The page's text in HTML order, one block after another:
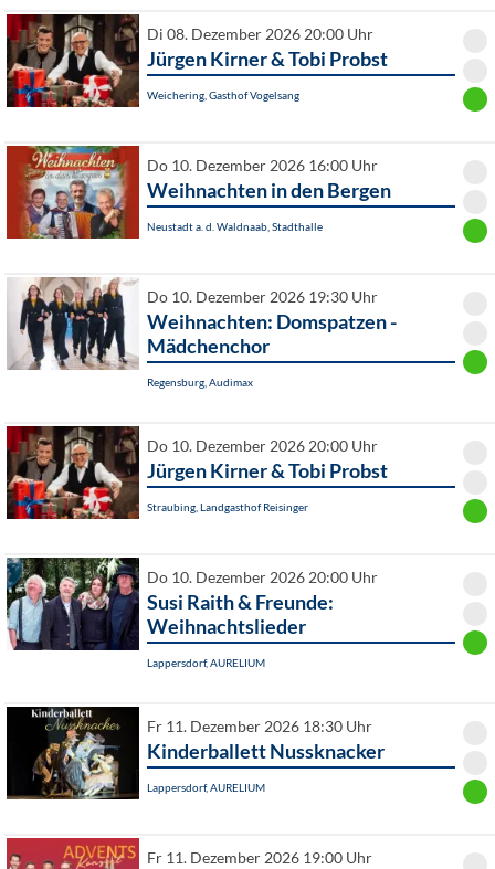
Di 08. Dezember 2026 20:00 Uhr
Jürgen Kirner & Tobi Probst
Weichering, Gasthof Vogelsang
Do 10. Dezember 2026 16:00 Uhr
Weihnachten in den Bergen
Neustadt a. d. Waldnaab, Stadthalle
Do 10. Dezember 2026 19:30 Uhr
Weihnachten: Domspatzen -
Mädchenchor
Regensburg, Audimax
Do 10. Dezember 2026 20:00 Uhr
Jürgen Kirner & Tobi Probst
Straubing, Landgasthof Reisinger
Do 10. Dezember 2026 20:00 Uhr
Susi Raith & Freunde:
Weihnachtslieder
Lappersdorf, AURELIUM
Fr 11. Dezember 2026 18:30 Uhr
Kinderballett Nussknacker
Lappersdorf, AURELIUM
Fr 11. Dezember 2026 19:00 Uhr